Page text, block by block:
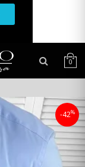
0
-42%